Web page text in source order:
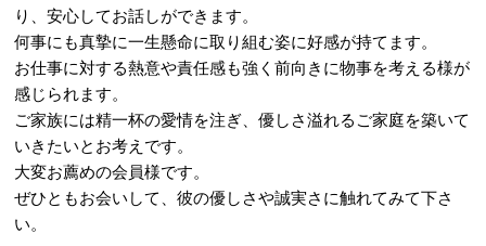
り、安心してお話しができます。
何事にも真摯に一生懸命に取り組む姿に好感が持てます。
お仕事に対する熱意や責任感も強く前向きに物事を考える様が
感じられます。
ご家族には精一杯の愛情を注ぎ、優しさ溢れるご家庭を築いて
いきたいとお考えです。
大変お薦めの会員様です。
ぜひともお会いして、彼の優しさや誠実さに触れてみて下さ
い。